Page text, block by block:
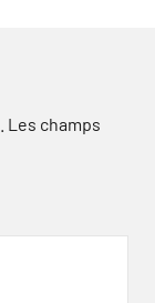
Les champs